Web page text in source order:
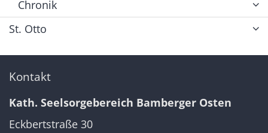
Chronik
St. Otto
Kontakt
Kath. Seelsorgebereich Bamberger Osten
Eckbertstraße 30